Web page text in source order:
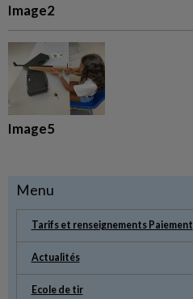
Image2
Image5
Menu
Tarifs et renseignements Paiement
Actualités
Ecole de tir